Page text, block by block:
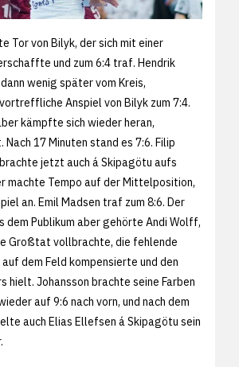
Tor von Bilyk, der sich mit einer
und zum 6:4 traf. Hendrik
wenig später vom Kreis,
Anspiel von Bilyk zum 7:4.
kämpfte sich wieder heran,
17 Minuten stand es 7:6. Filip
jetzt auch á Skipagötu aufs
machte Tempo auf der Mittelposition,
an. Emil Madsen traf zum 8:6. Der
dem Publikum aber gehörte Andi Wolff,
Großtat vollbrachte, die fehlende
dem Feld kompensierte und den
hielt. Johansson brachte seine Farben
auf 9:6 nach vorn, und nach dem
auch Elias Ellefsen á Skipagötu sein